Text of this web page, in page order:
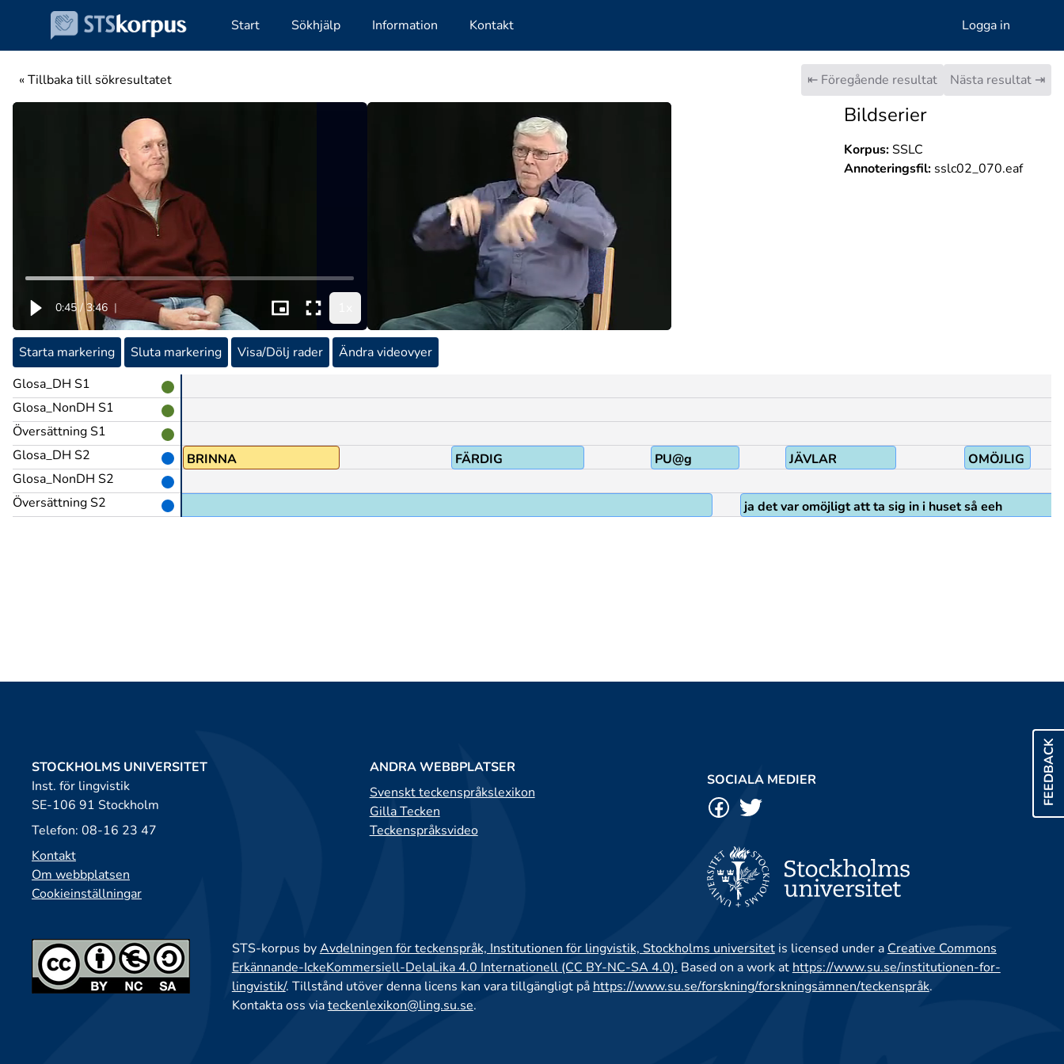
Start Sökhjälp Information Kontakt Logga in
« Tillbaka till sökresultatet ⇤ Föregående resultat Nästa resultat ⇥
0:45 / 3:46 |
Bildserier
Korpus:SSLC
Annoteringsfil:sslc02_070.eaf
Starta markering Sluta markering Visa/Dölj rader
Ändra videovyer
Glosa_DH S1
Glosa_NonDH S1
Översättning S1
Glosa_DH S2
Glosa_NonDH S2
Översättning S2
BRINNA FÄRDIG PU@g JÄVLAR OMÖJLIG
ja det var omöjligt att ta sig in i huset så eeh
FEEDBACK
STOCKHOLMS UNIVERSITET
Inst. för lingvistik
SE-106 91 Stockholm
Telefon: 08-16 23 47
Kontakt
Om webbplatsen
Cookieinställningar
ANDRA WEBBPLATSER
Svenskt teckenspråkslexikon
Gilla Tecken
Teckenspråksvideo
SOCIALA MEDIER
STS-korpus byAvdelningen för teckenspråk, Institutionen för lingvistik, Stockholms universitetis licensed under a Creative Commons
Erkännande-IckeKommersiell-DelaLika 4.0 Internationell (CC BY-NC-SA 4.0). Based on a work at https://www.su.se/institutionen-for-
lingvistik/. Tillstånd utöver denna licens kan vara tillgängligt på https://www.su.se/forskning/forskningsämnen/teckenspråk.
Kontakta oss viateckenlexikon@ling.su.se.